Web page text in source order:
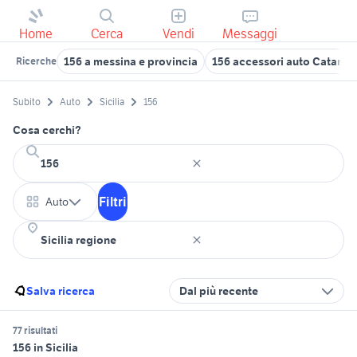
Home Cerca Vendi Messaggi
Ricerche 156 a messina e provincia 156 accessori auto
Subito Auto Sicilia 156
Cosa cerchi?
Auto Filtri
Salva ricerca Dal più recente
77 risultati
156 in Sicilia